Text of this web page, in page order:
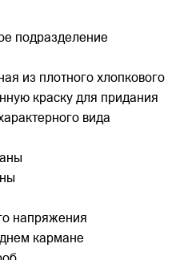
подразделение
из плотного хлопкового
краску для придания
вида
напряжения
кармане